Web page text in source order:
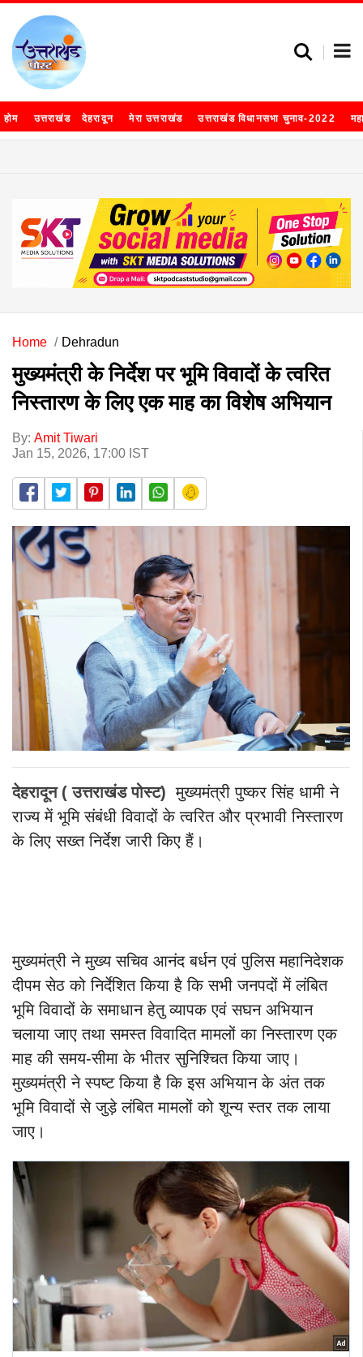
होम उत्तराखंड देहरादून मेरा उत्तराखंड उत्तराखंड विधानसभा चुनाव-2022
Home Dehradun
मुख्यमंत्री के निर्देश पर भूमि विवादों के त्वरित
निस्तारण के लिए एक माह का विशेष अभियान
By: Amit Tiwari
Jan 15, 2026, 17:00 IST
देहरादून ( उत्तराखंड पोस्ट) मुख्यमंत्री पुष्कर सिंह धामी ने
राज्य में भूमि संबंधी विवादों के त्वरित और प्रभावी निस्तारण
के लिए सख्त निर्देश जारी किए हैं।
मुख्यमंत्री ने मुख्य सचिव आनंद बर्धन एवं पुलिस महानिदेशक
दीपम सेठ को निर्देशित किया है कि सभी जनपदों में लंबित
भूमि विवादों के समाधान हेतु व्यापक एवं सघन अभियान
चलाया जाए तथा समस्त विवादित मामलों का निस्तारण एक
माह की समय-सीमा के भीतर सुनिश्चित किया जाए।
मुख्यमंत्री ने स्पष्ट किया है कि इस अभियान के अंत तक
भूमि विवादों से जुड़े लंबित मामलों को शून्य स्तर तक लाया
जाए।